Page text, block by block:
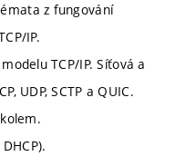
z fungování
IP.
TCP/IP. Síťová a
UDP, SCTP a QUIC.